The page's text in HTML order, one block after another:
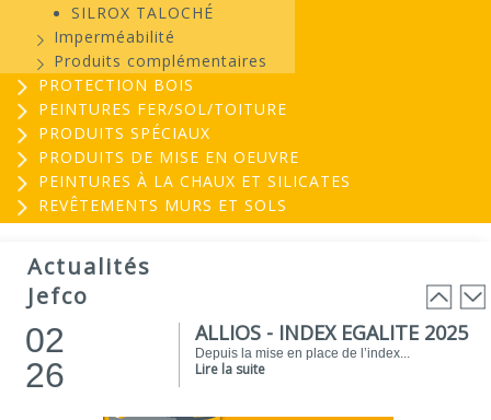
SILROX TALOCHÉ
Imperméabilité
Produits complémentaires
PROTECTION BOIS
PEINTURES FER/SOL/TOITURE
PRODUITS SPÉCIAUX
PRODUITS DE MISE EN OEUVRE
PEINTURES À LA CHAUX ET SILICATES
REVÊTEMENTS MURS ET SOLS
Actualités
Jefco
25
02
26
ALLIOS - INDEX EGALITE 2025
Depuis la mise en place de l’index...
Lire la suite